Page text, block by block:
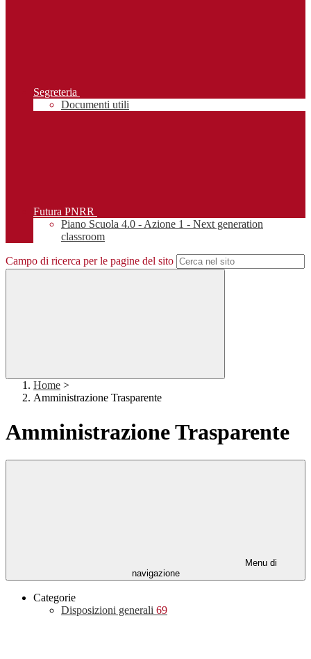
Segreteria
Documenti utili
Futura PNRR
Piano Scuola 4.0 - Azione 1 - Next generation
classroom
Campo di ricerca per le pagine del sito
Home >
Amministrazione Trasparente
Amministrazione Trasparente
Menu di
navigazione
Categorie
Disposizioni generali 69